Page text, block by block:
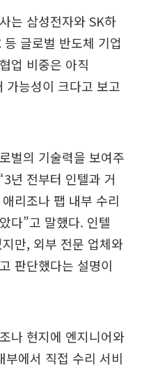
는 삼성전자와 SK하
글로벌 반도체 기업
업 비중은 아직
능성이 크다고 보고
벌의 기술력을 보여주
년 전부터 인텔과 거
리조나 팹 내부 수리
다”고 말했다. 인텔
만, 외부 전문 업체와
판단했다는 설명이
나 현지에 엔지니어와
에서 직접 수리 서비